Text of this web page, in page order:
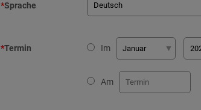
*Sprache
*Termin Im
Am